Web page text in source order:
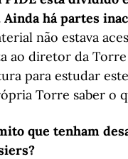
há partes
não estava
ao diretor da
para estudar
Torre saber o
que tenham